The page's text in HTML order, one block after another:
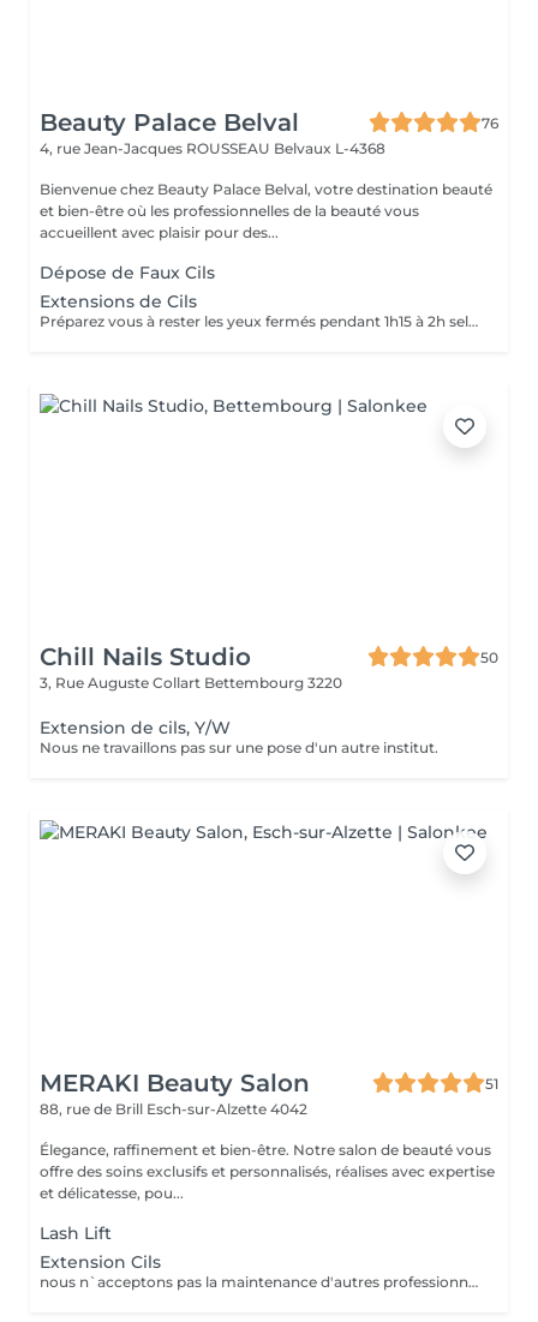
Beauty Palace Belval
76
4, rue Jean-Jacques ROUSSEAU Belvaux L-4368
Bienvenue chez Beauty Palace Belval, votre destination beauté
et bien-être où les professionnelles de la beauté vous
accueillent avec plaisir pour des...
Dépose de Faux Cils
Extensions de Cils
Préparez vous à rester les yeux fermés pendant 1h15 à 2h selon la technique choisie. La pose d'extensions de cils nécessite des soins après la prestation pour assurer la bonne tenue et préserver la santé des cils naturels. Les 24-48 heures sont cruciales pour la tenue des extensions. Voici quelques recommandations essentielles: -Evitez l'eau, la vapeur, l'humidité et la chaleur excessive (pas de douche chaude, sauna, hammam, piscine) -Ne touchez pas, ne frottez pas vos cils pour éviter de fragiliser la colle -Ne dormez pas le visage contre l'oreiller pour ne pas écraser les cils -Ne mettez pas de mascara sur les extensions (surtout waterproof) -Evitez les produits gras ou huileux qui pourraient dissoudre la colle -Brossez délicatement vos cils avec une brosse propre tous les matins pour les démêler -Ne courbez pas vos cils avec un recourbe-cils mécanique -Utilisez un démaquillant sans huile et un coton-tige ou un applicateur en mousse pour nettoyer les yeux sans abîmer la pose -Utilisez un shampoing pour les cils 2 à 3 fois par semaine, voir quotidiennement si vous avez une peau grasse ou utilisez du maquillage Faites des retouches toutes les 2 à 3 semaines pour conserver un effet optimal. En suivant ces recommandations vos extensions dureront entre 3 et 5 semaines avec un effet naturel et élégant.
Chill Nails Studio
50
3, Rue Auguste Collart Bettembourg 3220
Extension de cils, Y/W
Nous ne travaillons pas sur une pose d'un autre institut.
MERAKI Beauty Salon
51
88, rue de Brill Esch-sur-Alzette 4042
Élegance, raffinement et bien-être. Notre salon de beauté vous
offre des soins exclusifs et personnalisés, réalises avec expertise
et délicatesse, pou...
Lash Lift
Extension Cils
nous n`acceptons pas la maintenance d'autres professionnels.